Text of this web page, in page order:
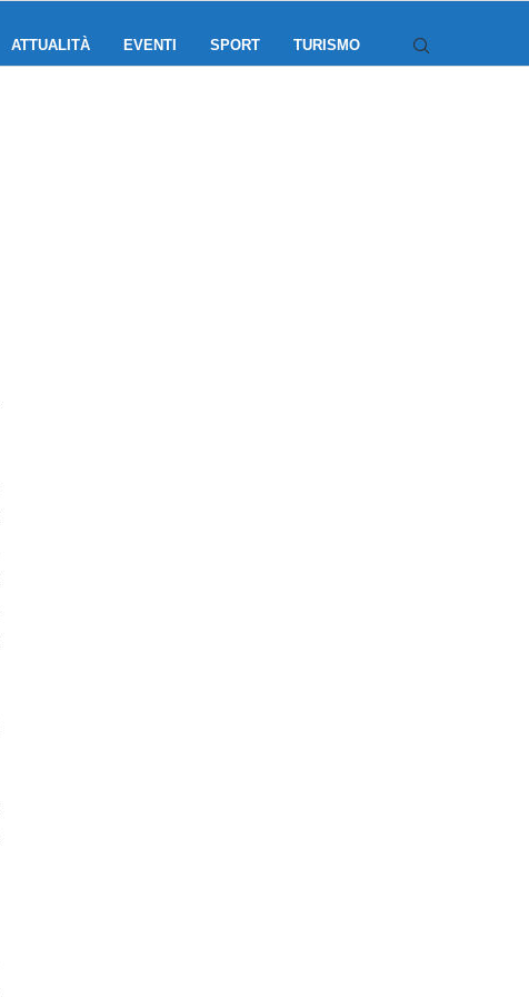
ATTUALITÀ EVENTI SPORT TURISMO